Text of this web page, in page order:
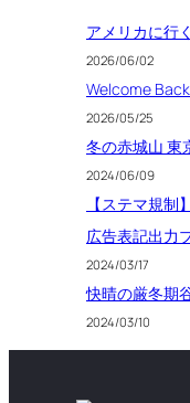
アメリカに行く
2026/06/02
Welcome
2026/05/25
冬の赤城山 東
2024/06/09
【ステマ規制
広告表記出力
2024/03/17
快晴の厳冬期
2024/03/10